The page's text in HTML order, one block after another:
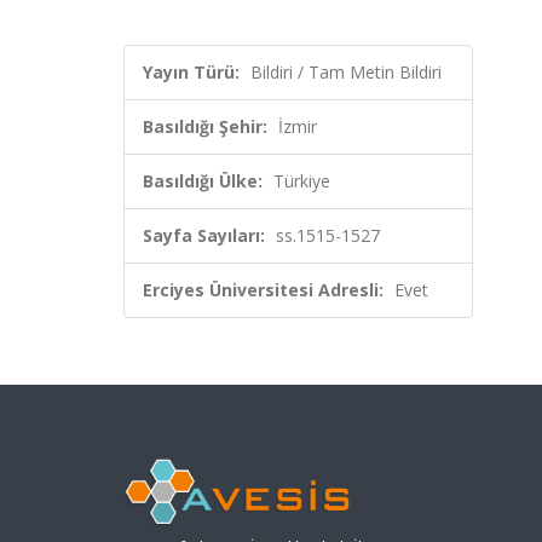
Yayın Türü: Bildiri / Tam Metin Bildiri
Basıldığı Şehir: İzmir
Basıldığı Ülke: Türkiye
Sayfa Sayıları: ss.1515-1527
Erciyes Üniversitesi Adresli: Evet